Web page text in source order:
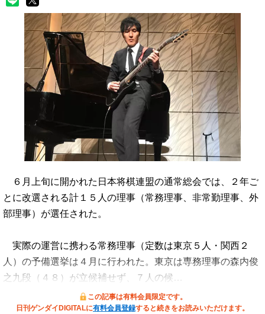
６月上旬に開かれた日本将棋連盟の通常総会では、２年ご
とに改選される計１５人の理事（常務理事、非常勤理事、外
部理事）が選任された。
実際の運営に携わる常務理事（定数は東京５人・関西２
人）の予備選挙は４月に行われた。東京は専務理事の森内俊
之九段（４８）が立候補せず、７人の候…
この記事は有料会員限定です。
日刊ゲンダイDIGITALに有料会員登録すると続きをお読みいただけます。